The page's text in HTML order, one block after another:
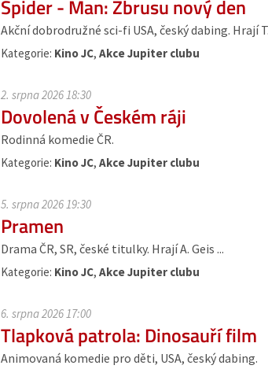
Spider - Man: Zbrusu nový den
Akční dobrodružné sci-fi USA, český dabing. Hrají
Kategorie: Kino JC,Akce Jupiter clubu
2. srpna 2026 18:30
Dovolená v Českém ráji
Rodinná komedie ČR.
Kategorie: Kino JC,Akce Jupiter clubu
5. srpna 2026 19:30
Pramen
Drama ČR, SR, české titulky. Hrají A. Geis ...
Kategorie: Kino JC,Akce Jupiter clubu
6. srpna 2026 17:00
Tlapková patrola: Dinosauří film
Animovaná komedie pro děti, USA, český dabing.